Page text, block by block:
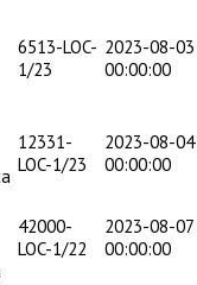
6513-LOC-
1/23
2023-08-03
00:00:00
12331-
LOC-1/23
2023-08-04
00:00:00
42000-
LOC-1/22
2023-08-07
00:00:00